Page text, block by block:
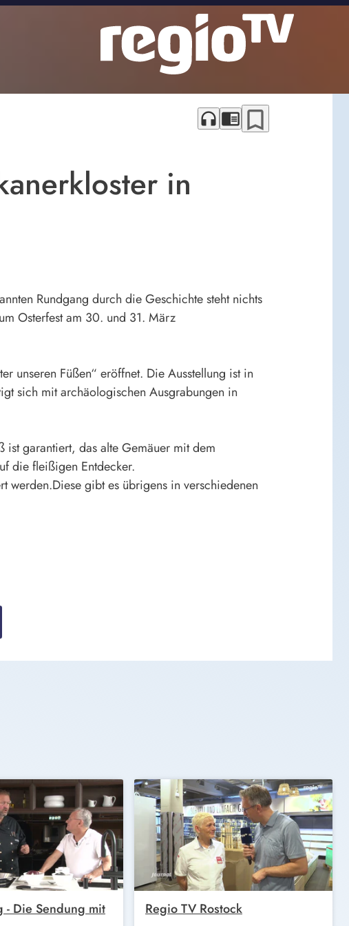
headphones chrome_reader_mode bookmark_border
in
Rundgang durch die Geschichte steht nichts
Osterfest am 30. und 31. März
unseren Füßen“ eröffnet. Die Ausstellung ist in
sich mit archäologischen Ausgrabungen in
ist garantiert, das alte Gemäuer mit dem
die fleißigen Entdecker.
werden.Diese gibt es übrigens in verschiedenen
- Die Sendung mit
Regio TV Rostock